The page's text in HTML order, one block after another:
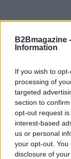
B2Bmagazine -
Information
If you wish to
processing of
targeted
section to
opt-out request
interest-based
us or personal
your opt-out.
disclosure of